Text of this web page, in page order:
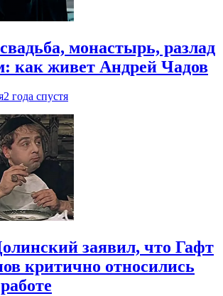
монастырь, разлад
как живет Андрей Чадов
2 года спустя
заявил, что Гафт
критично относились